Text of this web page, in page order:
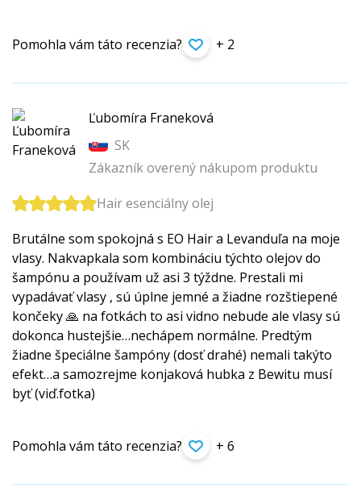
Pomohla vám táto recenzia? + 2
Ľubomíra Franeková
SK
Zákazník overený nákupom produktu
Hair esenciálny olej
Brutálne som spokojná s EO Hair a Levanduľa na moje
vlasy. Nakvapkala som kombináciu týchto olejov do
šampónu a používam už asi 3 týždne. Prestali mi
vypadávať vlasy , sú úplne jemné a žiadne rozštiepené
končeky 🙏 na fotkách to asi vidno nebude ale vlasy sú
dokonca hustejšie…nechápem normálne. Predtým
žiadne špeciálne šampóny (dosť drahé) nemali takýto
efekt…a samozrejme konjaková hubka z Bewitu musí
byť (viď.fotka)
Pomohla vám táto recenzia? + 6